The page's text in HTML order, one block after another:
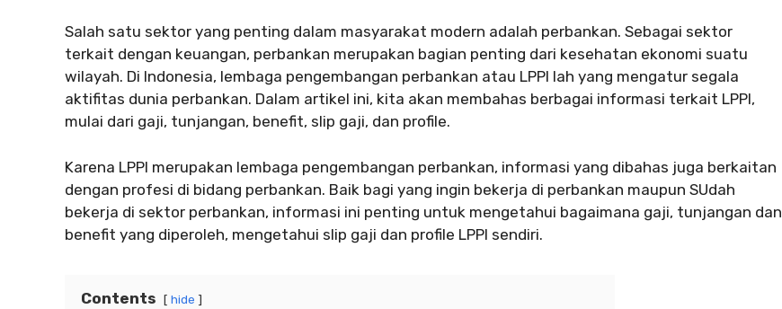
Salah satu sektor yang penting dalam masyarakat modern adalah perbankan. Sebagai sektor
terkait dengan keuangan, perbankan merupakan bagian penting dari kesehatan ekonomi suatu
wilayah. Di Indonesia, lembaga pengembangan perbankan atau LPPI lah yang mengatur segala
aktifitas dunia perbankan. Dalam artikel ini, kita akan membahas berbagai informasi terkait LPPI,
mulai dari gaji, tunjangan, benefit, slip gaji, dan profile.
Karena LPPI merupakan lembaga pengembangan perbankan, informasi yang dibahas juga berkaitan
dengan profesi di bidang perbankan. Baik bagi yang ingin bekerja di perbankan maupun SUdah
bekerja di sektor perbankan, informasi ini penting untuk mengetahui bagaimana gaji, tunjangan dan
benefit yang diperoleh, mengetahui slip gaji dan profile LPPI sendiri.
Contents hide